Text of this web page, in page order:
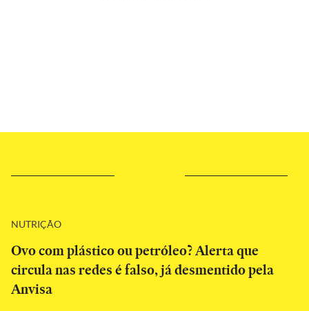
NUTRIÇÃO
Ovo com plástico ou petróleo? Alerta que
circula nas redes é falso, já desmentido pela
Anvisa